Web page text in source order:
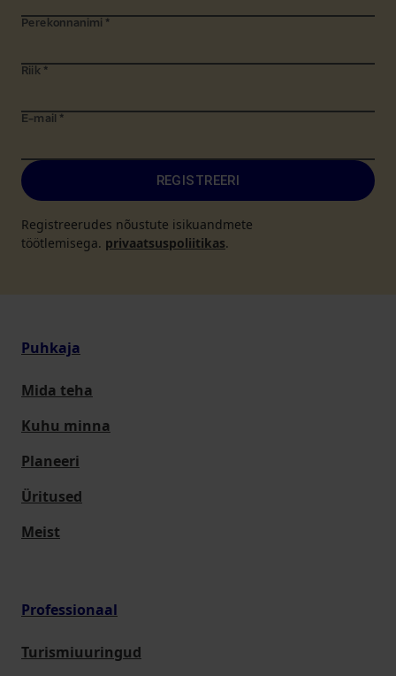
Perekonnanimi *
Riik *
E-mail *
REGISTREERI
Registreerudes nõustute isikuandmete
töötlemisega. privaatsuspoliitikas.
Puhkaja
Mida teha
Kuhu minna
Planeeri
Üritused
Meist
Professionaal
Turismiuuringud